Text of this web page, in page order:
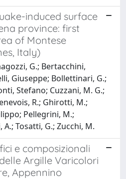
induced surface
province: first
of Montese
Italy)
G.; Bertacchini,
Giuseppe; Bollettinari, G.;
Stefano; Cuzzani, M. G.;
R.; Ghirotti, M.;
Pellegrini, M.;
Tosatti, G.; Zucchi, M.
e composizionali
Argille Varicolori
Appennino